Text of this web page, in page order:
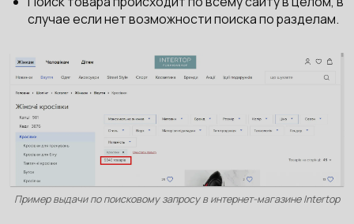
случае если нет возможности поиска по разделам.
Пример выдачи по поисковому запросу в интернет-магазине Intertop